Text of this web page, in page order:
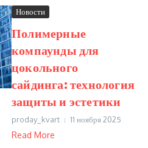
Новости
Полимерные
компаунды для
цокольного
сайдинга: технология
защиты и эстетики
proday_kvart 11 ноября 2025
Read More